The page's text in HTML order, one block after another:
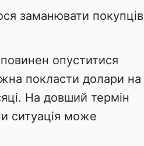
заманювати покупців
опуститися
покласти долари на
На довший термін
ситуація може